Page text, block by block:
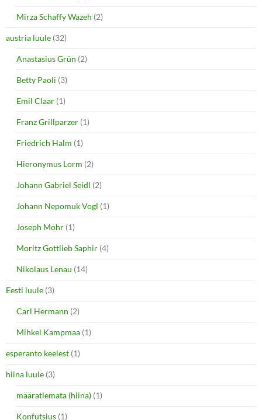
w
i
n
d
o
)
w
w
i
n
d
w
)
Mirza Schaffy Wazeh (2)
austria luule (32)
Anastasius Grün (2)
Betty Paoli (3)
Emil Claar (1)
Franz Grillparzer (1)
Friedrich Halm (1)
Hieronymus Lorm (2)
Johann Gabriel Seidl (2)
Johann Nepomuk Vogl (1)
Joseph Mohr (1)
Moritz Gottlieb Saphir (4)
Nikolaus Lenau (14)
Eesti luule (3)
Carl Hermann (2)
Mihkel Kampmaa (1)
esperanto keelest (1)
hiina luule (3)
määratlemata (hiina) (1)
Konfutsius (1)